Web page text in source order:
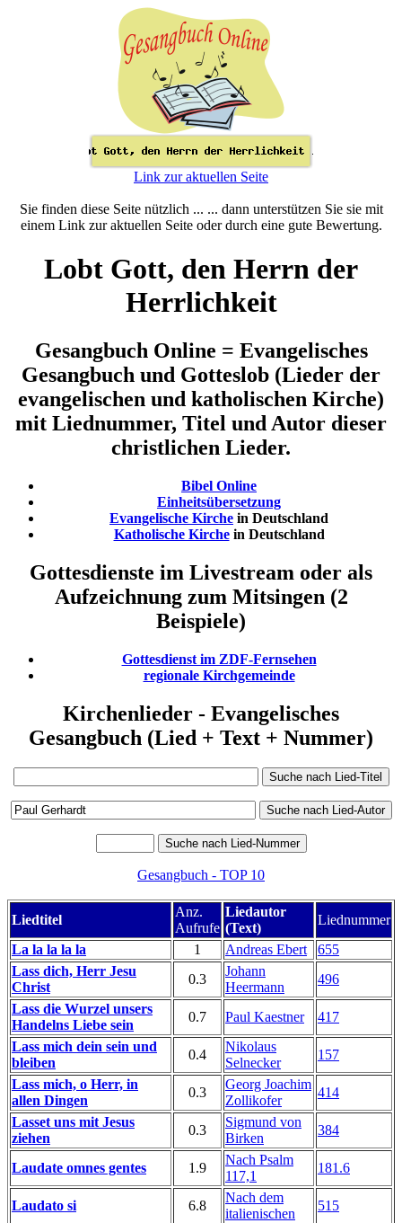
Link zur aktuellen Seite
Sie finden diese Seite nützlich ... ... dann unterstützen Sie sie mit
einem Link zur aktuellen Seite oder durch eine gute Bewertung.
Lobt Gott, den Herrn der
Herrlichkeit
Gesangbuch Online = Evangelisches
Gesangbuch und Gotteslob (Lieder der
evangelischen und katholischen Kirche)
mit Liednummer, Titel und Autor dieser
christlichen Lieder.
Bibel Online
Einheitsübersetzung
Evangelische Kirche in Deutschland
Katholische Kirchein Deutschland
Gottesdienste im Livestream oder als
Aufzeichnung zum Mitsingen (2
Beispiele)
Gottesdienst im ZDF-Fernsehen
regionale Kirchgemeinde
Kirchenlieder - Evangelisches
Gesangbuch (Lied + Text + Nummer)
Gesangbuch - TOP 10
Liedtitel
Anz.
Aufrufe
Liedautor
(Text)
Liednummer
La la la la la
1 Andreas Ebert
655
Lass dich, Herr Jesu
Christ
0.3
Johann
Heermann
496
Lass die Wurzel unsers
Handelns Liebe sein
0.7 Paul Kaestner
417
Lass mich dein sein und
bleiben
0.4
Nikolaus
Selnecker
157
Lass mich, o Herr, in
allen Dingen
0.3
Georg Joachim
Zollikofer
414
Lasset uns mit Jesus
ziehen
0.3
Sigmund von
Birken
384
Laudate omnes gentes 1.9
Nach Psalm
117,1
181.6
Laudato si 6.8
Nach dem
italienischen
515